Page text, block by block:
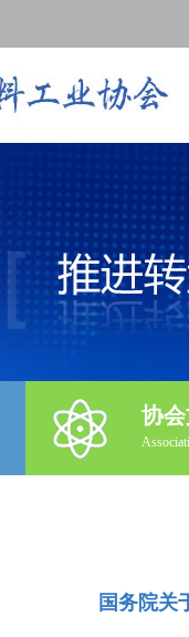
协
国务院关